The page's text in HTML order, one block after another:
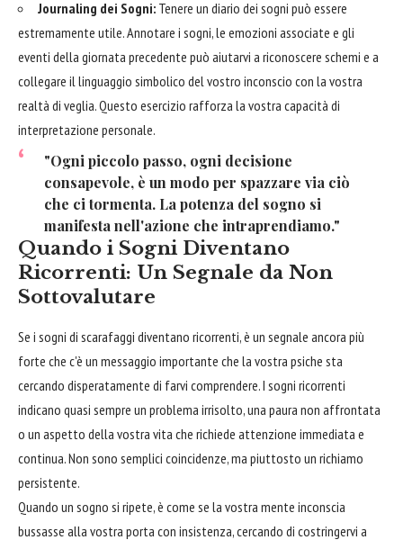
Journaling dei Sogni: Tenere un diario dei sogni può essere
estremamente utile. Annotare i sogni, le emozioni associate e gli
eventi della giornata precedente può aiutarvi a riconoscere schemi e a
collegare il linguaggio simbolico del vostro inconscio con la vostra
realtà di veglia. Questo esercizio rafforza la vostra capacità di
interpretazione personale.
"Ogni piccolo passo, ogni decisione
consapevole, è un modo per spazzare via ciò
che ci tormenta. La potenza del sogno si
manifesta nell'azione che intraprendiamo."
Quando i Sogni Diventano
Ricorrenti: Un Segnale da Non
Sottovalutare
Se i sogni di scarafaggi diventano ricorrenti, è un segnale ancora più
forte che c'è un messaggio importante che la vostra psiche sta
cercando disperatamente di farvi comprendere. I sogni ricorrenti
indicano quasi sempre un problema irrisolto, una paura non affrontata
o un aspetto della vostra vita che richiede attenzione immediata e
continua. Non sono semplici coincidenze, ma piuttosto un richiamo
persistente.
Quando un sogno si ripete, è come se la vostra mente inconscia
bussasse alla vostra porta con insistenza, cercando di costringervi a